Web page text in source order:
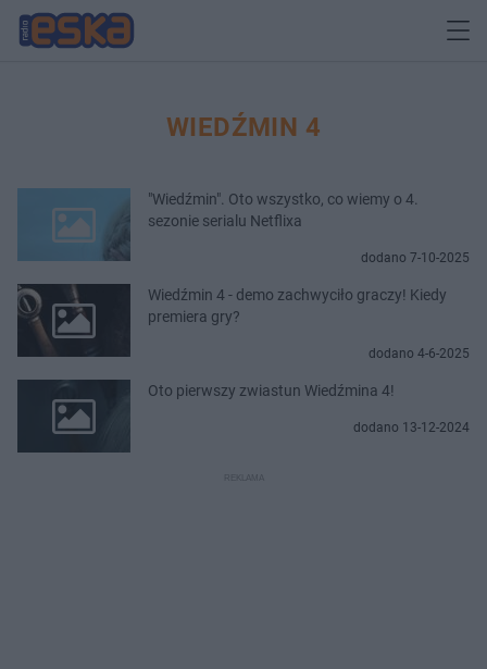
WIEDŹMIN 4
"Wiedźmin". Oto wszystko, co wiemy o 4.
sezonie serialu Netflixa
dodano 7-10-2025
Wiedźmin 4 - demo zachwyciło graczy! Kiedy
premiera gry?
dodano 4-6-2025
Oto pierwszy zwiastun Wiedźmina 4!
dodano 13-12-2024